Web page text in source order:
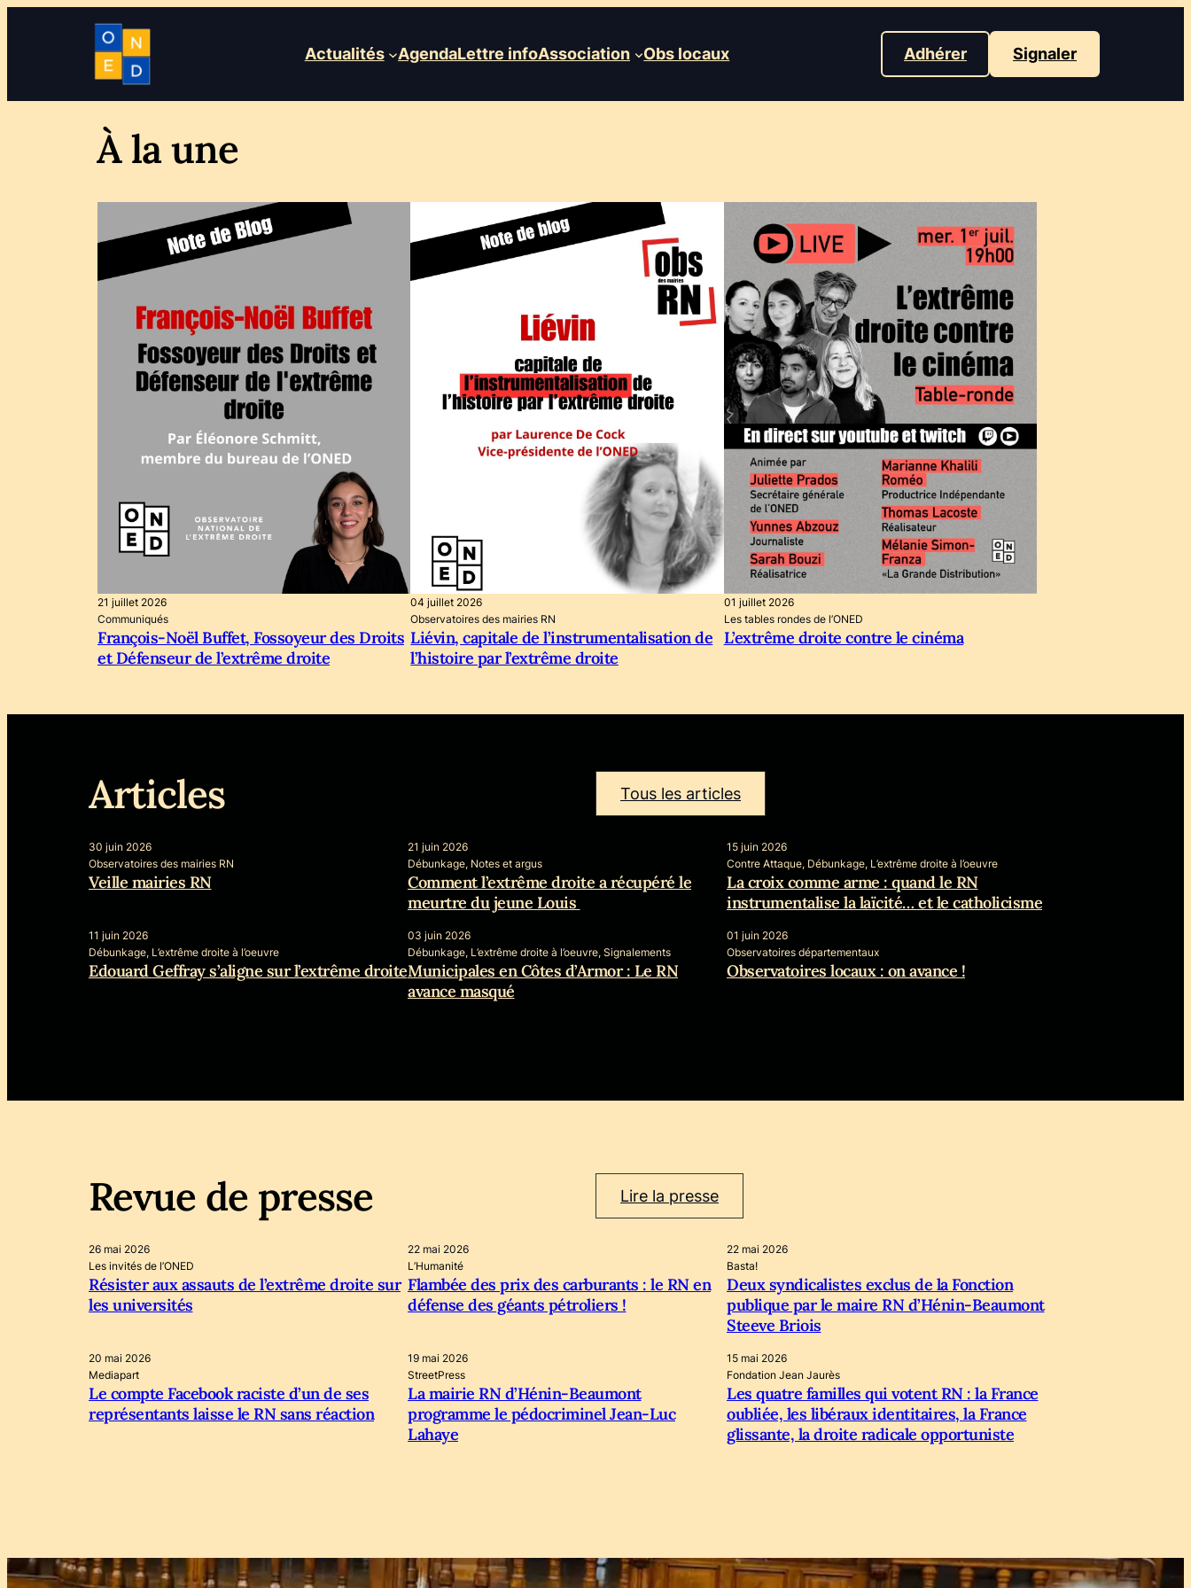
Actualités AgendaLettre infoAssociation Obs locaux Adhérer Signaler
À la une
21 juillet 2026
Communiqués
François-Noël Buffet, Fossoyeur des Droits
et Défenseur de l’extrême droite
04 juillet 2026
Observatoires des mairies RN
Liévin, capitale de l’instrumentalisation de
l’histoire par l’extrême droite
01 juillet 2026
Les tables rondes de l’ONED
L’extrême droite contre le cinéma
Articles Tous les articles
30 juin 2026
Observatoires des mairies RN
Veille mairies RN
21 juin 2026
Débunkage, Notes et argus
Comment l’extrême droite a récupéré le
meurtre du jeune Louis
15 juin 2026
Contre Attaque, Débunkage, L’extrême droite à l’oeuvre
La croix comme arme : quand le RN
instrumentalise la laïcité… et le catholicisme
11 juin 2026
Débunkage, L’extrême droite à l’oeuvre
Edouard Geffray s’aligne sur l’extrême droite
03 juin 2026
Débunkage, L’extrême droite à l’oeuvre, Signalements
Municipales en Côtes d’Armor : Le RN
avance masqué
01 juin 2026
Observatoires départementaux
Observatoires locaux : on avance !
Revue de presse Lire la presse
26 mai 2026
Les invités de l’ONED
Résister aux assauts de l’extrême droite sur
les universités
22 mai 2026
L’Humanité
Flambée des prix des carburants : le RN en
défense des géants pétroliers !
22 mai 2026
Basta!
Deux syndicalistes exclus de la Fonction
publique par le maire RN d’Hénin-Beaumont
Steeve Briois
20 mai 2026
Mediapart
Le compte Facebook raciste d’un de ses
représentants laisse le RN sans réaction
19 mai 2026
StreetPress
La mairie RN d’Hénin-Beaumont
programme le pédocriminel Jean-Luc
Lahaye
15 mai 2026
Fondation Jean Jaurès
Les quatre familles qui votent RN : la France
oubliée, les libéraux identitaires, la France
glissante, la droite radicale opportuniste